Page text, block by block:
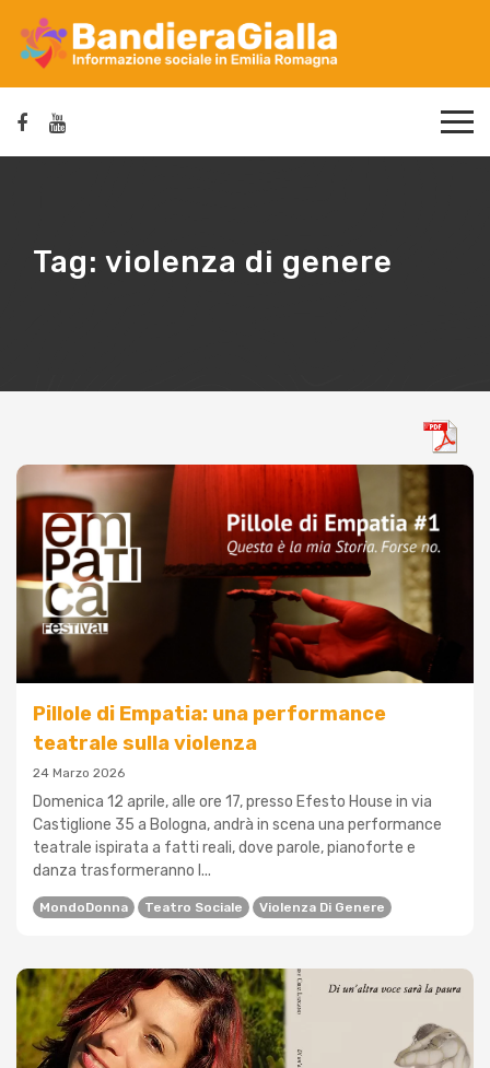
Tag: violenza di genere
Pillole di Empatia: una performance
teatrale sulla violenza
24 Marzo 2026
Domenica 12 aprile, alle ore 17, presso Efesto House in via
Castiglione 35 a Bologna, andrà in scena una performance
teatrale ispirata a fatti reali, dove parole, pianoforte e
danza trasformeranno l...
MondoDonna Teatro Sociale Violenza Di Genere